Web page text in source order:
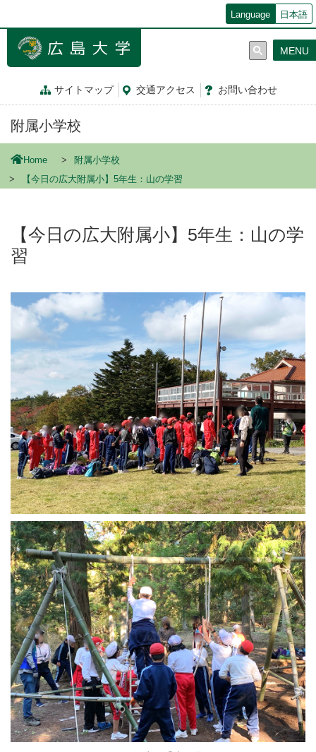
ン
Language 日本語
サイトマップ 交通アクセス お問い合わせ
MENU
附属小学校
Home
附属小学校
【今日の広大附属小】5年生：山の学習
【今日の広大附属小】5年生：山の学
習